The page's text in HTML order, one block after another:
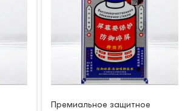
Премиальное защитное